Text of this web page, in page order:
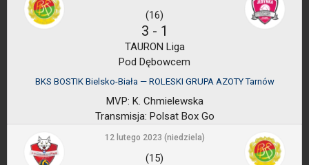
(16)
3 - 1
TAURON Liga
Pod Dębowcem
BKS BOSTIK Bielsko-Biała — ROLESKI GRUPA AZOTY Tarnów
MVP: K. Chmielewska
Transmisja: Polsat Box Go
12 lutego 2023 (niedziela)
(15)